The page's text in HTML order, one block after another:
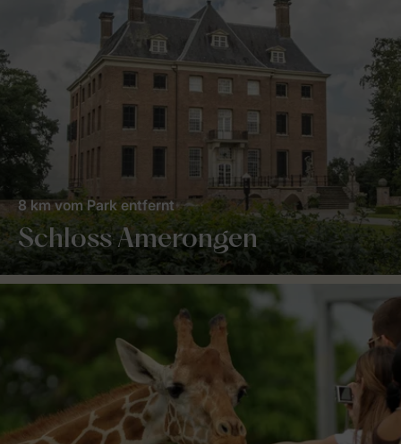
Schloss Amerongen
8 km vom Park entfernt